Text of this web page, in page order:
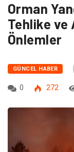
Orman
Tehlike ve
Önlemler
GÜNCEL HABER
0 272